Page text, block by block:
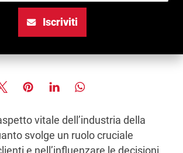
Iscriviti
vitale dell’industria della
svolge un ruolo cruciale